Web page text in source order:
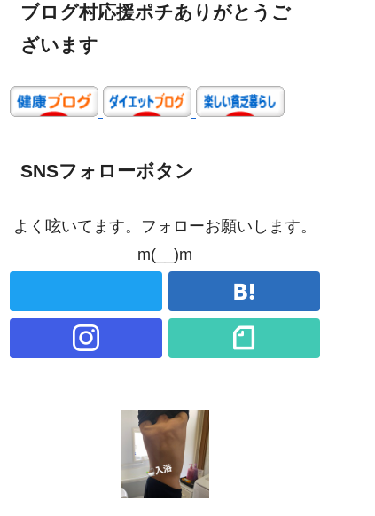
ブログ村応援ポチありがとうご
ざいます
SNSフォローボタン
よく呟いてます。フォローお願いします。
m(__)m